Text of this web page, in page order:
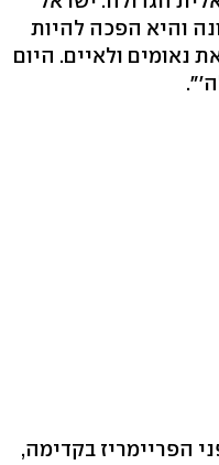
והיא הפכה להיות
נאומים ולאיים. היום
הפריימריז בקדימה,